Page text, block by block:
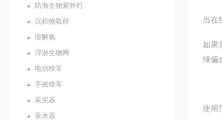
防海生物紫外灯
沉积物取样
溶解氧
浮游生物网
电动绞车
手摇绞车
采泥器
采水器
当在
如果
锤偏
使用